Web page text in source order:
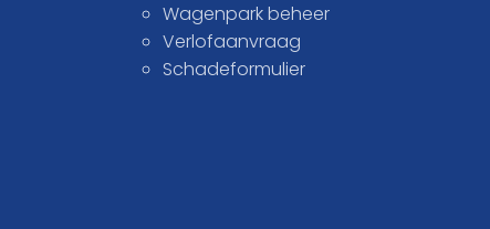
Wagenpark beheer
Verlofaanvraag
Schadeformulier